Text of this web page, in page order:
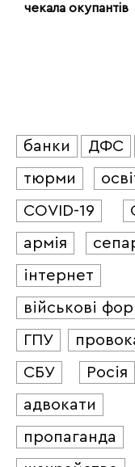
чекала окупантів
банки ДФС
тюрми
COVID-19
армія
інтернет
військові
ГПУ
СБУ
Росія
адвокати
пропаганда